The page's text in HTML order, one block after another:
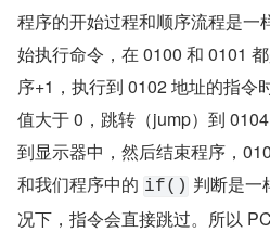
程序的开始过程和顺序流程是一
始执行命令，在 0100 和 0101
序+1，执行到 0102 地址的指令
值大于 0，跳转（jump）到
到显示器中，然后结束程序，
和我们程序中的 if() 判断是一
况下，指令会直接跳过。所以